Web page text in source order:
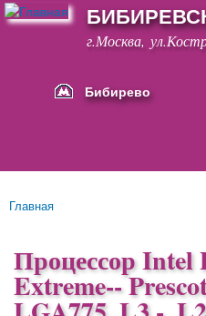
Перейти к
основному
г.Москва,
Бибирево
Основные ссылки
Вы здесь
Главная
Процессор Intel
Extreme--